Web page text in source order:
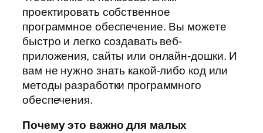
проектировать собственное
программное обеспечение. Вы можете
быстро и легко создавать веб-
приложения, сайты или онлайн-дошки. И
вам не нужно знать какой-либо код или
методы разработки программного
обеспечения.
Почему это важно для малых